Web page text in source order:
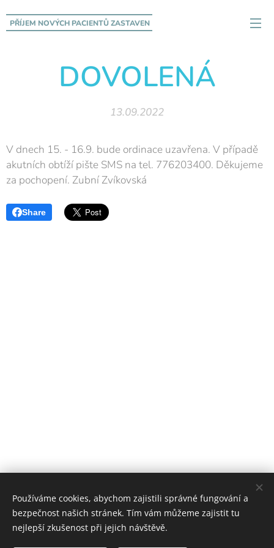
PŘÍJEM NOVÝCH PACIENTŮZASTAVEN
DOVOLENÁ
13.09.2022
V dnech 15. - 16.9. bude ordinace uzavřena. V případě
akutních obtíží pište SMS na tel. 776203400. Děkujeme
za pochopení. Zubní Zvíkovská
Share
Používáme cookies, abychom zajistili správné fungování a
bezpečnost našich stránek. Tím vám můžeme zajistit tu
nejlepší zkušenost při jejich návštěvě.